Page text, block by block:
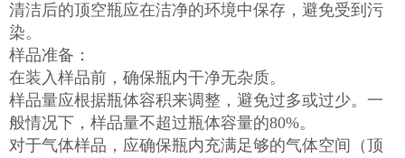
清洁后的顶空瓶应在洁净的环境中保存，避免受到污
染。
样品准备：
在装入样品前，确保瓶内干净无杂质。
样品量应根据瓶体容积来调整，避免过多或过少。一
般情况下，样品量不超过瓶体容量的80%。
对于气体样品，应确保瓶内充满足够的气体空间（顶